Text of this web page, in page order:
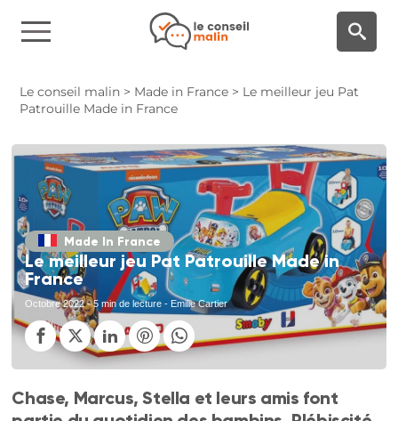
Le conseil malin > Made in France > Le meilleur jeu Pat
Patrouille Made in France
Made In France
Le meilleur jeu Pat Patrouille Made in
France
Octobre 2022- 5 min de lecture - Emilie Cartier
Chase, Marcus, Stella et leurs amis font